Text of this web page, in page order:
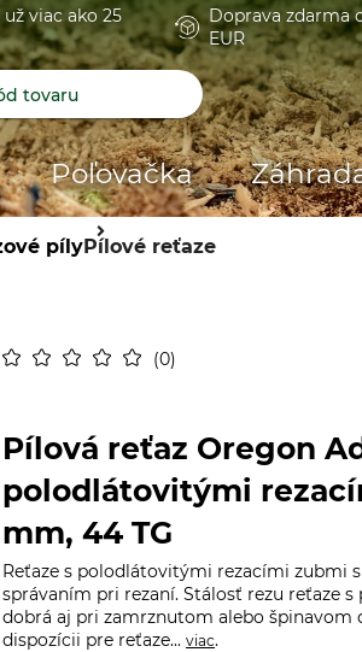
viac ako 25
Doprava zdarma
EUR
Poľovačka
pílyPílové reťaze
0
Pílová reťaz Oregon
polodlátovitými
mm, 44 TG
Reťaze s polodlátovitými rezacími zubmi
správaním pri rezaní. Stálosť rezu reťaze
dobrá aj pri zamrznutom alebo špinavom
dispozícii pre reťaze... viac.